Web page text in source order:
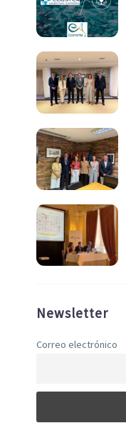
Newsletter
Correo electrónico